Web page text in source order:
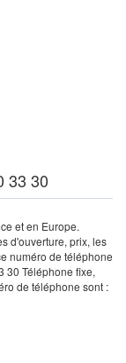
33 30
et en Europe.
d'ouverture, prix, les
numéro de téléphone
30 Téléphone fixe,
de téléphone sont :